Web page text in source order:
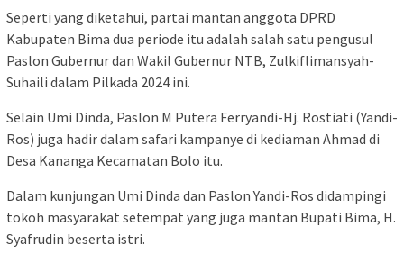
Seperti yang diketahui, partai mantan anggota DPRD
Kabupaten Bima dua periode itu adalah salah satu pengusul
Paslon Gubernur dan Wakil Gubernur NTB, Zulkiflimansyah-
Suhaili dalam Pilkada 2024 ini.
Selain Umi Dinda, Paslon M Putera Ferryandi-Hj. Rostiati (Yandi-
Ros) juga hadir dalam safari kampanye di kediaman Ahmad di
Desa Kananga Kecamatan Bolo itu.
Dalam kunjungan Umi Dinda dan Paslon Yandi-Ros didampingi
tokoh masyarakat setempat yang juga mantan Bupati Bima, H.
Syafrudin beserta istri.